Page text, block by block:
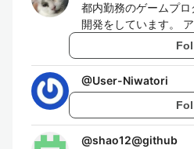
都内勤務のゲームプ
開発をしています。
@User-Niwatori
@shao12@github